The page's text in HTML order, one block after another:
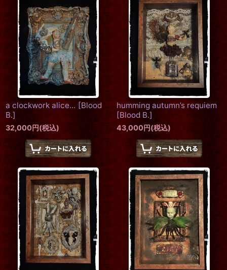
a clockwork alice… [Blood
B.]
32,000円(税込)
humming autumn’s requiem
[Blood B.]
43,000円(税込)